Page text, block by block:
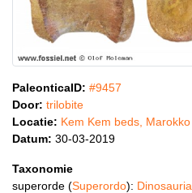
PaleonticaID: #9457
Door: trilobite
Locatie: Kem Kem beds, Marokko
Datum: 30-03-2019
Taxonomie
superorde (Superordo): Dinosauria